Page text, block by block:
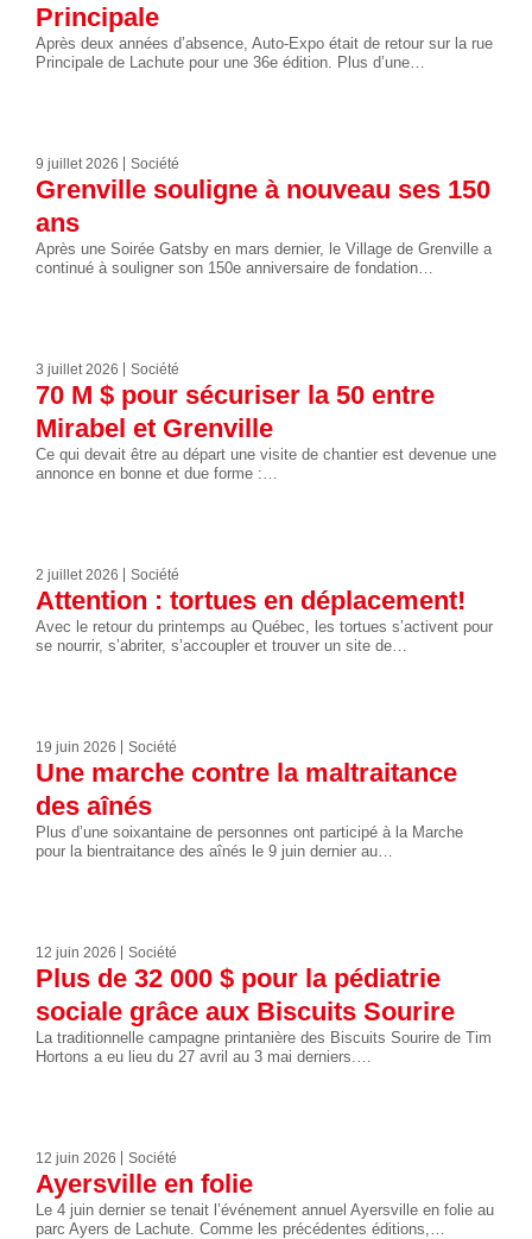
Principale
Après deux années d’absence, Auto-Expo était de retour sur la rue
Principale de Lachute pour une 36e édition. Plus d’une…
9 juillet 2026 Société
Grenville souligne à nouveau ses 150
ans
Après une Soirée Gatsby en mars dernier, le Village de Grenville a
continué à souligner son 150e anniversaire de fondation…
3 juillet 2026 Société
70 M $ pour sécuriser la 50 entre
Mirabel et Grenville
Ce qui devait être au départ une visite de chantier est devenue une
annonce en bonne et due forme :…
2 juillet 2026 Société
Attention : tortues en déplacement!
Avec le retour du printemps au Québec, les tortues s’activent pour
se nourrir, s’abriter, s’accoupler et trouver un site de…
19 juin 2026 Société
Une marche contre la maltraitance
des aînés
Plus d’une soixantaine de personnes ont participé à la Marche
pour la bientraitance des aînés le 9 juin dernier au…
12 juin 2026 Société
Plus de 32 000 $ pour la pédiatrie
sociale grâce aux Biscuits Sourire
La traditionnelle campagne printanière des Biscuits Sourire de Tim
Hortons a eu lieu du 27 avril au 3 mai derniers.…
12 juin 2026 Société
Ayersville en folie
Le 4 juin dernier se tenait l’événement annuel Ayersville en folie au
parc Ayers de Lachute. Comme les précédentes éditions,…